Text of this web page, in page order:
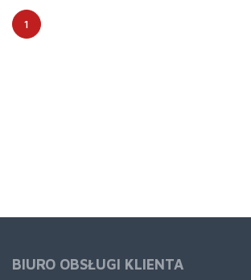
1
BIURO OBSŁUGI KLIENTA